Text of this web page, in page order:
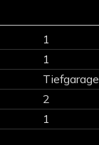
1
1
Tiefgarage
2
1